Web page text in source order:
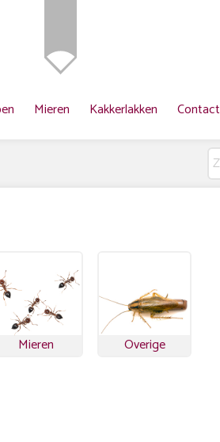
Mieren Kakkerlakken Contact
Mieren Overige